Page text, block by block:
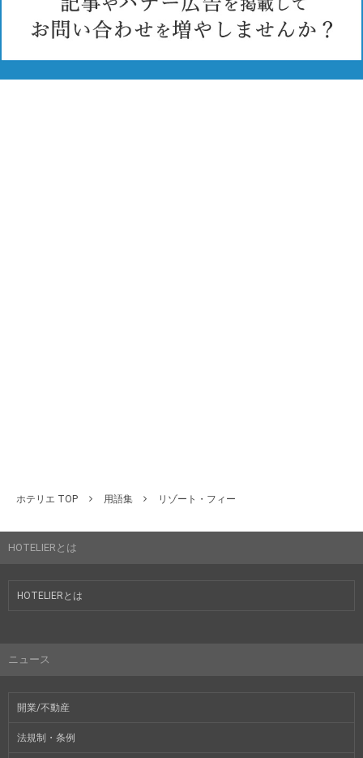
ホテリエ TOP 用語集 リゾート・フィー
HOTELIERとは
HOTELIERとは
ニュース
開業/不動産
法規制・条例